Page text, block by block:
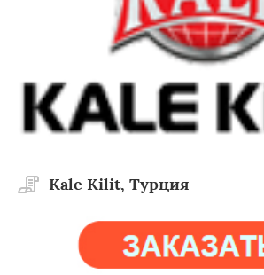
Kale Kilit, Турция